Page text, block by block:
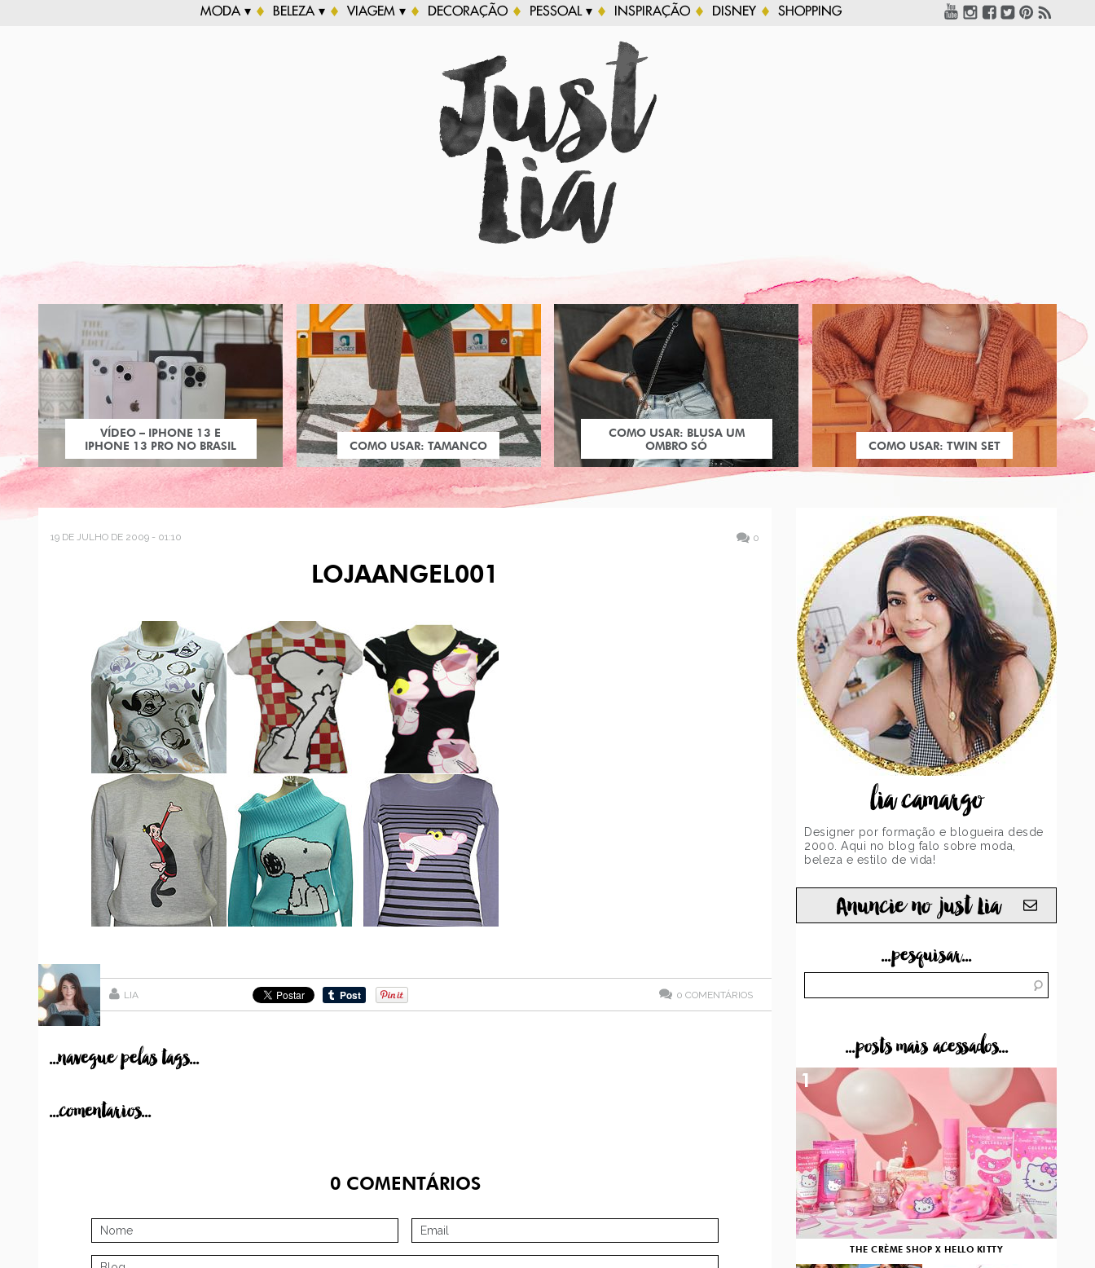
MODA ▾ BELEZA ▾ VIAGEM ▾ DECORAÇÃO PESSOAL ▾ INSPIRAÇÃO DISNEY SHOPPING
VÍDEO – IPHONE 13 E
IPHONE 13 PRO NO BRASIL
COMO USAR: TAMANCO
COMO USAR: BLUSA UM
OMBRO SÓ
COMO USAR: TWIN SET
19 DE JULHO DE 2009 - 01:10 0
LOJAANGEL001
LIA 0 COMENTÁRIOS
...navegue pelas tags...
...comentarios...
0COMENTÁRIOS
lia camargo
Designer por formação e blogueira desde
2000. Aqui no blog falo sobre moda,
beleza e estilo de vida!
Anuncie no just Lia
...pesquisar...
...posts mais acessados...
THE CRÈME SHOP X HELLO KITTY
1